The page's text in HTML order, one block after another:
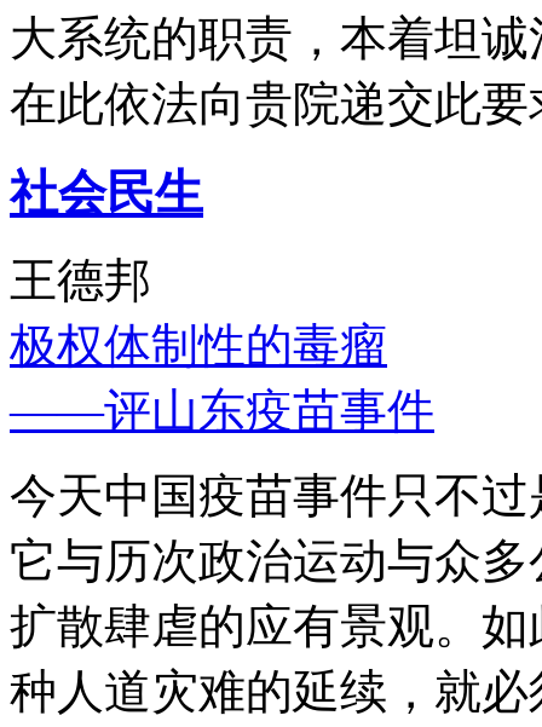
大系统的职责，本着坦
在此依法向贵院递交此要
社会民生
王德邦
极权体制性的毒瘤
——评山东疫苗事件
今天中国疫苗事件只不
它与历次政治运动与众
扩散肆虐的应有景观。
种人道灾难的延续，就